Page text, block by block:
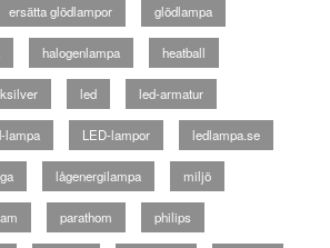
ersätta glödlampor glödlampa
halogenlampa heatball
led led-armatur
lampa LED-lampor ledlampa.se
lågenergilampa miljö
parathom philips